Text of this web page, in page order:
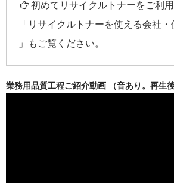
初めてリサイクルトナーをご利用
「 リサイクルトナーを使える会社・
」もご覧ください。
業務用品質工程ご紹介動画 （音あり。再生